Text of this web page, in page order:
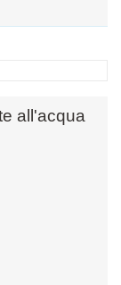
all'acqua